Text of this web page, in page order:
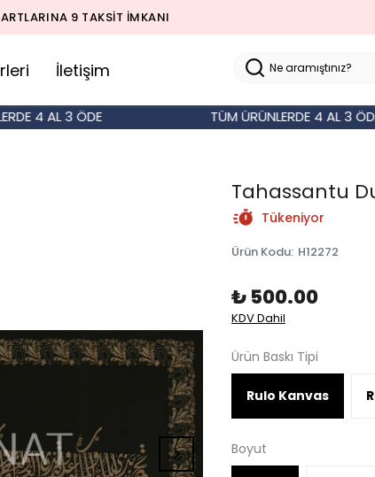
KARGO BEDAVA!
İletişim
4 AL 3 ÖDE TÜM ÜRÜNLERDE 4 AL 3 ÖDE
Tahassantu
Tükeniyor
Ürün Kodu: H12272
₺ 500.00
KDV Dahil
Ürün Baskı Tipi
Rulo Kanvas
Boyut